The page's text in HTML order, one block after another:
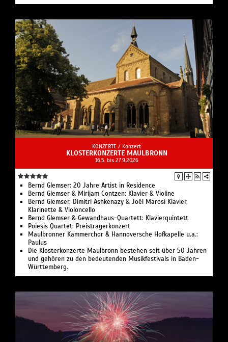
KONZERTE / Konzert
KLOSTERKONZERTE MAULBRONN
16.5. bis 27.9.2026
Bernd Glemser: 20 Jahre Artist in Residence
Bernd Glemser & Mirijam Contzen: Klavier & Violine
Bernd Glemser, Dimitri Ashkenazy & Joël Marosi Klavier,
Klarinette & Violoncello
Bernd Glemser & Gewandhaus-Quartett: Klavierquintett
Poiesis Quartet: Preisträgerkonzert
Maulbronner Kammerchor & Hannoversche Hofkapelle u.a.:
Paulus
Die Klosterkonzerte Maulbronn bestehen seit über 50 Jahren
und gehören zu den bedeutenden Musikfestivals in Baden-
Württemberg.